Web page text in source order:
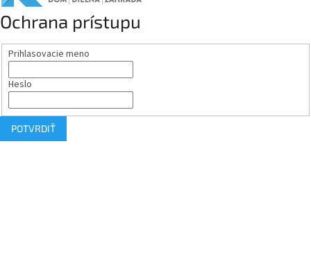
Ochrana prístupu
Prihlasovacie meno
Heslo
POTVRDIŤ